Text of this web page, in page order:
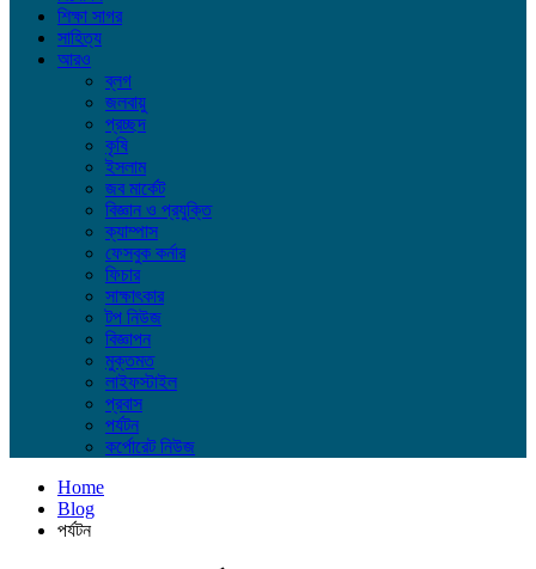
শিক্ষা সাগর
সাহিত্য
আরও
ব্লগ
জলবায়ু
প্রচ্ছদ
কৃষি
ইসলাম
জব মার্কেট
বিজ্ঞান ও প্রযুক্তি
ক্যাম্পাস
ফেসবুক কর্নার
ফিচার
সাক্ষাৎকার
টপ নিউজ
বিজ্ঞাপন
মুক্তমত
লাইফস্টাইল
প্রবাস
পর্যটন
কর্পোরেট নিউজ
Home
Blog
পর্যটন